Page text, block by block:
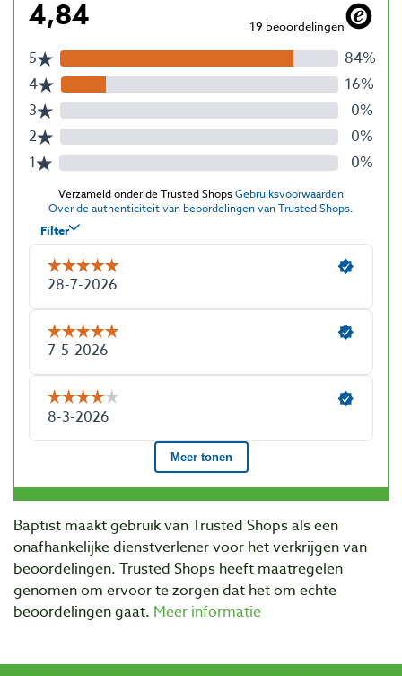
Baptist maakt gebruik van Trusted Shops als een
onafhankelijke dienstverlener voor het verkrijgen van
beoordelingen. Trusted Shops heeft maatregelen
genomen om ervoor te zorgen dat het om echte
beoordelingen gaat. Meer informatie